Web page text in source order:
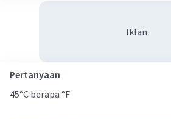
Iklan
Pertanyaan
45°C berapa °F